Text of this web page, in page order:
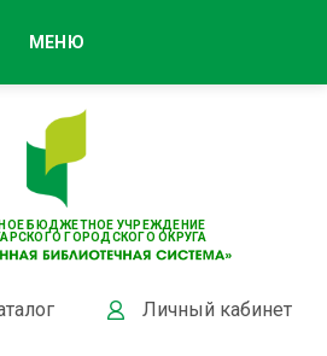
БЮДЖЕТНОЕ УЧРЕЖДЕНИЕ
ГОРОДСКОГО ОКРУГА
Личный кабинет
МЕНЮ